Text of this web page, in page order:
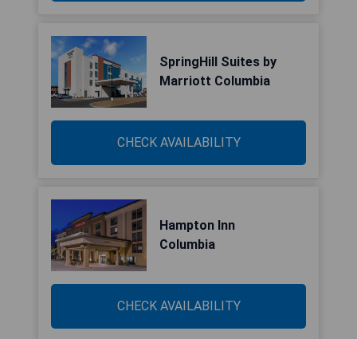
SpringHill Suites by
Marriott Columbia
CHECK AVAILABILITY
Hampton Inn
Columbia
CHECK AVAILABILITY